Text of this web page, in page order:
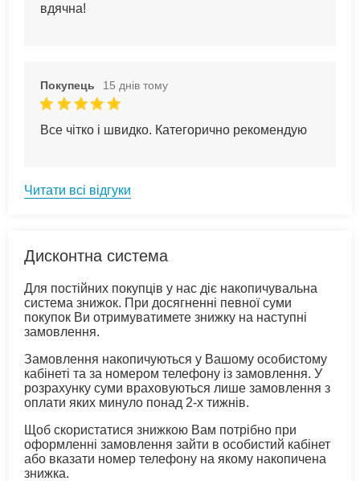
вдячна!
Покупець 15 днів тому
Все чітко і швидко. Категорично рекомендую
Читати всі відгуки
Дисконтна система
Для постійних покупців у нас діє накопичувальна
система знижок. При досягненні певної суми
покупок Ви отримуватимете знижку на наступні
замовлення.
Замовлення накопичуються у Вашому особистому
кабінеті та за номером телефону із замовлення. У
розрахунку суми враховуються лише замовлення з
оплати яких минуло понад 2-х тижнів.
Щоб скористатися знижкою Вам потрібно при
оформленні замовлення зайти в особистий кабінет
або вказати номер телефону на якому накопичена
знижка.